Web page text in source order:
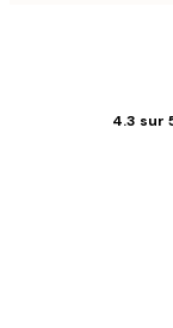
4.3 sur